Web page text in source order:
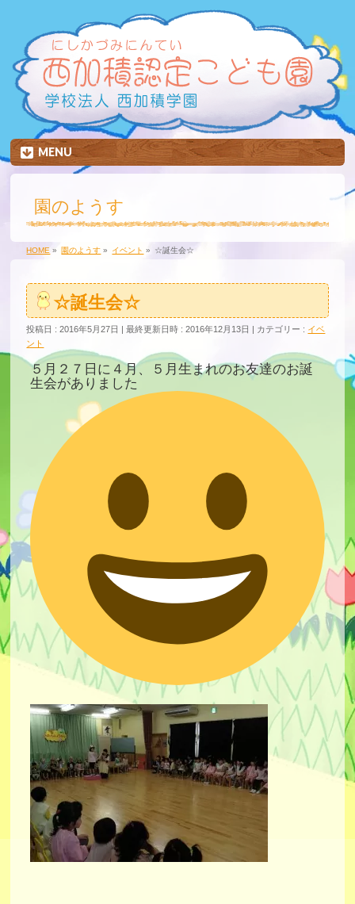
MENU
園のようす
HOME » 園のようす » イベント » ☆誕生会☆
☆誕生会☆
投稿日 : 2016年5月27日 最終更新日時 : 2016年12月13日 カテゴリー : イベ
ント
５月２７日に４月、５月生まれのお友達のお誕
生会がありました